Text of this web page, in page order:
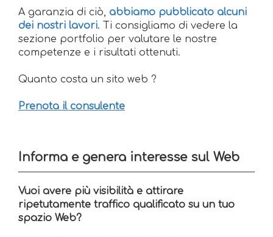
A garanzia di ciò, abbiamo pubblicato alcuni
dei nostri lavori. Ti consigliamo di vedere la
sezione portfolio per valutare le nostre
competenze e i risultati ottenuti.
Quanto costa un sito web ?
Prenota il consulente
Informa e genera interesse sul Web
Vuoi avere più visibilità e attirare
ripetutamente traffico qualificato su un tuo
spazio Web?